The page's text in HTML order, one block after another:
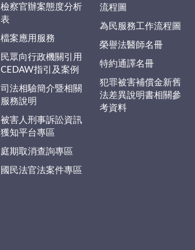
檢察官辦案態度分析
表
檔案應用服務
民眾向行政機關引用
CEDAW指引及案例
司法相驗簡介暨相關
服務說明
被害人刑事訴訟資訊
獲知平台專區
庭期取消查詢專區
國民法官法案件專區
流程圖
為民服務工作流程圖
榮譽法醫師名冊
特約通譯名冊
犯罪被害補償金新舊
法差異說明書相關參
考資料